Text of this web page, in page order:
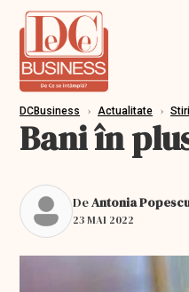
DCBusiness › Actualitate › Stiri
Bani în
DeAntonia
23 MAI 2022